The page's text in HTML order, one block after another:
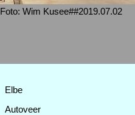
Foto: Wim Kusee##2019.07.02
Elbe
Autoveer